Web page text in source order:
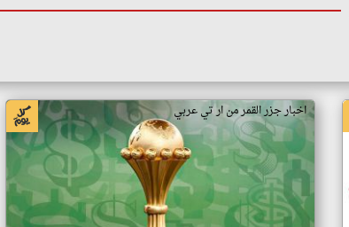
اخبار جزر القمر من ار تي عربي